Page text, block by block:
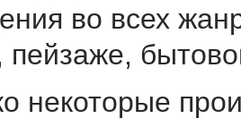
во всех
пейзаже,
некоторые